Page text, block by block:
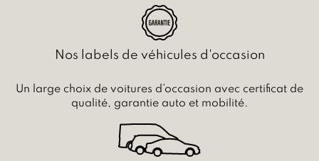
Nos labels de véhicules d'occasion
Un large choix de voitures d’occasion avec certificat de
qualité, garantie auto et mobilité.